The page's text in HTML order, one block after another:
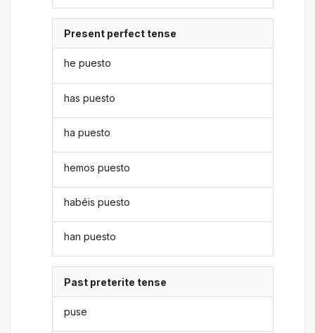
Present perfect tense
he puesto
has puesto
ha puesto
hemos puesto
habéis puesto
han puesto
Past preterite tense
puse